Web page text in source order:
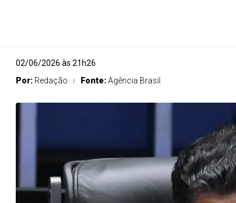
02/06/2026 às 21h26
Por: Redação Fonte:Agência Brasil